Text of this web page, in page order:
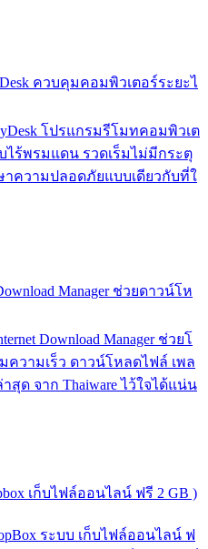
ควบคุมคอมพิวเตอร์ระยะไ
โปรแกรมรีโมทคอมพิวเต
ร้พรมแดน รวดเร็มไม่มีกระตุ
ความปลอดภัยแบบเดียวกับที่ใ
Manager ช่วยดาวน์โห
Download Manager ช่วยโ
ความเร็ว ดาวน์โหลดไฟล์ เพล
สุด จาก Thaiware ไว้ใจได้แน่น
เก็บไฟล์ออนไลน์ ฟรี 2 GB )
ระบบ เก็บไฟล์ออนไลน์ ฟ